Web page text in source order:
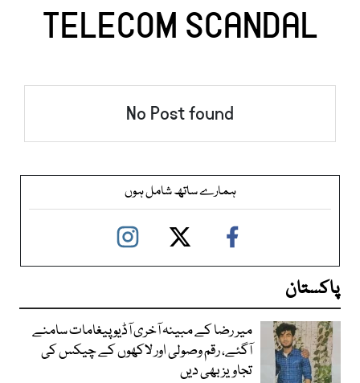
TELECOM SCANDAL
No Post found
ہمارے ساتھ شامل ہوں
پاکستان
میر رضا کے مبینہ آخری آڈیو پیغامات سامنے
آگئے، رقم وصولی اور لاکھوں کے چیکس کی
تجاویز بھی دیں